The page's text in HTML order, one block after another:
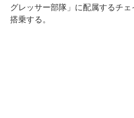
グレッサー部隊」に配属するチ
搭乗する。